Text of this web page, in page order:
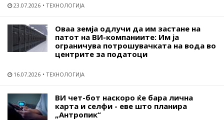
23.07.2026 ТЕХНОЛОГИЈА
Оваа земја одлучи да им застане на
патот на ВИ-компаниите: Им ја
ограничува потрошувачката на вода во
центрите за податоци
16.07.2026 ТЕХНОЛОГИЈА
ВИ чет-бот наскоро ќе бара лична
карта и селфи - еве што планира
„Антропик“